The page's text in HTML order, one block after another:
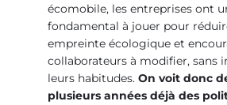
écomobile, les entreprises ont
fondamental à jouer pour
empreinte écologique et
collaborateurs à modifier, sans
leurs habitudes. On voit donc
plusieurs années déjà des